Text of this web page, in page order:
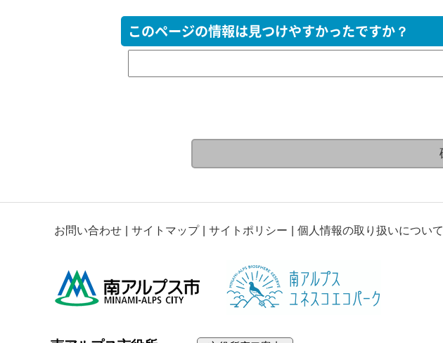
このページの情報は見つけやすかったですか？
お問い合わせ サイトマップ サイトポリシー 個人情報の取り扱いについて